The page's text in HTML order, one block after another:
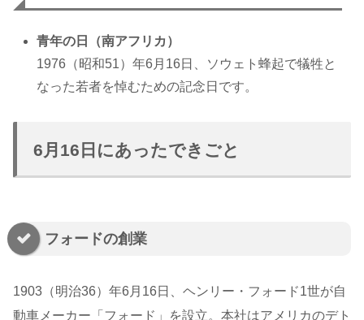
青年の日（南アフリカ）
1976（昭和51）年6月16日、ソウェト蜂起で犠牲と
なった若者を悼むための記念日です。
6月16日にあったできごと
フォードの創業
1903（明治36）年6月16日、ヘンリー・フォード1世が自
動車メーカー「フォード」を設立。本社はアメリカのデト